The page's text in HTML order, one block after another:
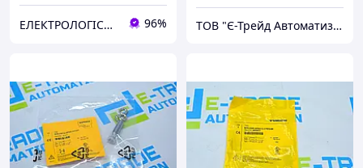
ЕЛЕКТРОЛОГІСТИК 96% ТОВ "Є-Трейд Автоматизація"